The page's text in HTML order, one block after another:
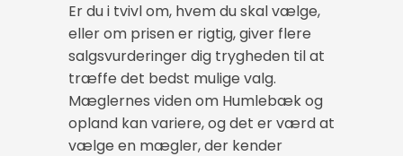
Er du i tvivl om, hvem du skal vælge,
eller om prisen er rigtig, giver flere
salgsvurderinger dig trygheden til at
træffe det bedst mulige valg.
Mæglernes viden om Humlebæk og
opland kan variere, og det er værd at
vælge en mægler, der kender